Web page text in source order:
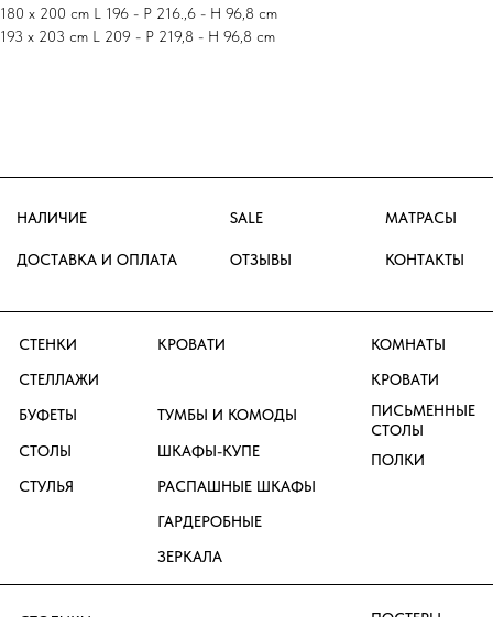
180 x 200 cm L 196 - P 216.,6 - H 96,8 cm
193 x 203 cm L 209 - P 219,8 - H 96,8 cm
ДОПОЛНЕНИЯ